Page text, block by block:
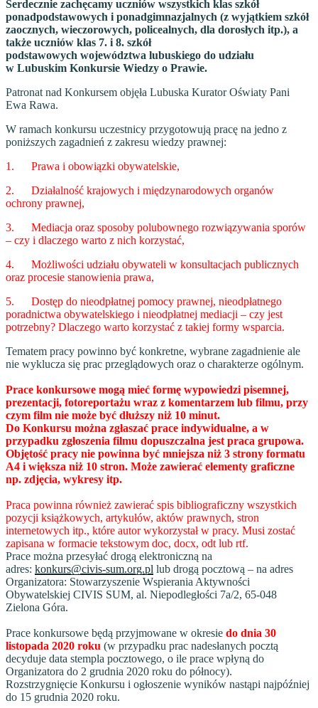
Serdecznie zachęcamy uczniów wszystkich klas szkół
ponadpodstawowych i ponadgimnazjalnych (z wyjątkiem szkół
zaocznych, wieczorowych, policealnych, dla dorosłych itp.), a
także uczniów klas 7. i 8. szkół
podstawowych województwa lubuskiego do udziału
w Lubuskim Konkursie Wiedzy o Prawie.
Patronat nad Konkursem objęła Lubuska Kurator Oświaty Pani
Ewa Rawa.
W ramach konkursu uczestnicy przygotowują pracę na jedno z
poniższych zagadnień z zakresu wiedzy prawnej:
1. Prawa i obowiązki obywatelskie,
2. Działalność krajowych i międzynarodowych organów
ochrony prawnej,
3. Mediacja oraz sposoby polubownego rozwiązywania sporów
– czy i dlaczego warto z nich korzystać,
4. Możliwości udziału obywateli w konsultacjach publicznych
oraz procesie stanowienia prawa,
5. Dostęp do nieodpłatnej pomocy prawnej, nieodpłatnego
poradnictwa obywatelskiego i nieodpłatnej mediacji – czy jest
potrzebny? Dlaczego warto korzystać z takiej formy wsparcia.
Tematem pracy powinno być konkretne, wybrane zagadnienie ale
nie wyklucza się prac przeglądowych oraz o charakterze ogólnym.
Prace konkursowe mogą mieć formę wypowiedzi pisemnej,
prezentacji, fotoreportażu wraz z komentarzem lub filmu, przy
czym film nie może być dłuższy niż 10 minut.
Do Konkursu można zgłaszać prace indywidualne, a w
przypadku zgłoszenia filmu dopuszczalna jest praca grupowa.
Objętość pracy nie powinna być mniejsza niż 3 strony formatu
A4 i większa niż 10 stron. Może zawierać elementy graficzne
np. zdjęcia, wykresy itp.
Praca powinna również zawierać spis bibliograficzny wszystkich
pozycji książkowych, artykułów, aktów prawnych, stron
internetowych itp., które autor wykorzystał w pracy. Musi zostać
zapisana w formacie tekstowym doc, docx, odt lub rtf.
Prace można przesyłać drogą elektroniczną na
adres: konkurs@civis-sum.org.pl lub drogą pocztową – na adres
Organizatora: Stowarzyszenie Wspierania Aktywności
Obywatelskiej CIVIS SUM, al. Niepodległości 7a/2, 65-048
Zielona Góra.
Prace konkursowe będą przyjmowane w okresie do dnia 30
listopada 2020 roku (w przypadku prac nadesłanych pocztą
decyduje data stempla pocztowego, o ile prace wpłyną do
Organizatora do 2 grudnia 2020 roku do północy).
Rozstrzygnięcie Konkursu i ogłoszenie wyników nastąpi najpóźniej
do 15 grudnia 2020 roku.